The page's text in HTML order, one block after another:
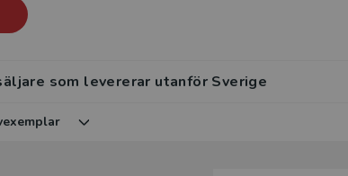
som levererar utanför Sverige